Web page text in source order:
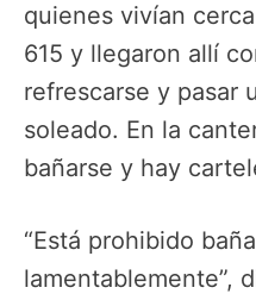
quienes vivían
615 y llegaron allí
refrescarse y pasar
soleado. En la
bañarse y hay
“Está prohibido
lamentablemente”,